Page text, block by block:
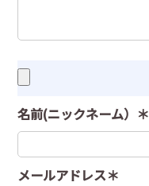
名前(ニックネーム）＊
メールアドレス＊